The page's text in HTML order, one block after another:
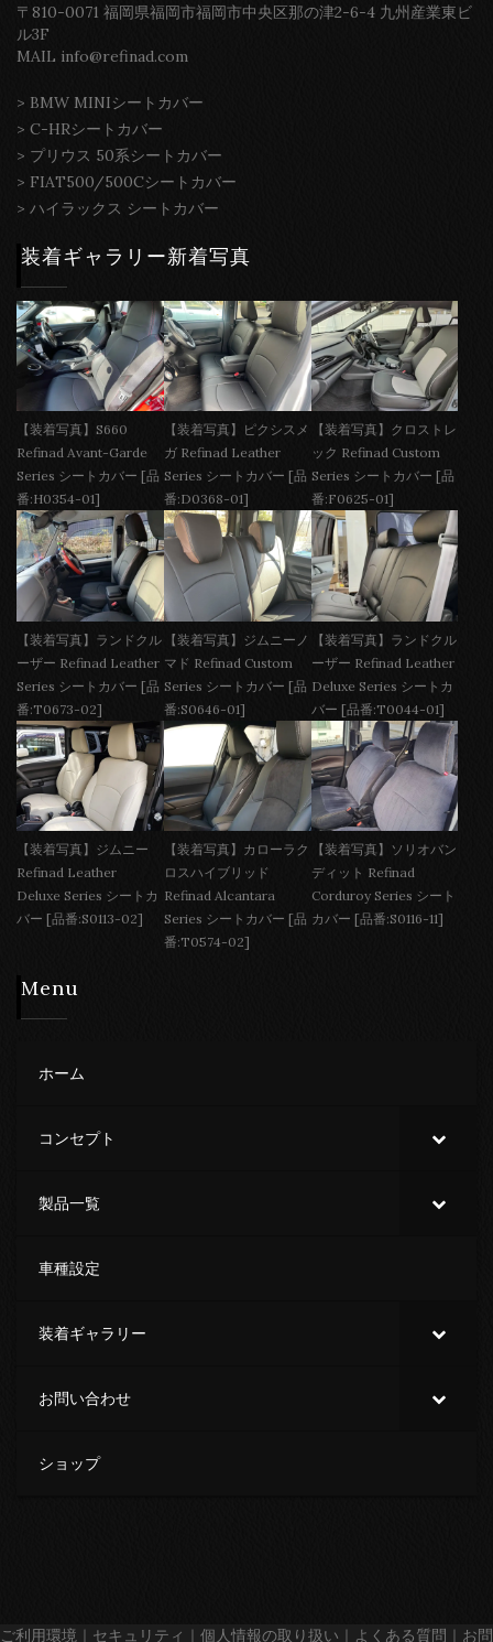
〒810-0071 福岡県福岡市福岡市中央区那の津2-6-4 九州産業東ビ
ル3F
MAIL info@refinad.com
> BMW MINIシートカバー
> C-HRシートカバー
> プリウス 50系シートカバー
> FIAT500/500Cシートカバー
> ハイラックス シートカバー
装着ギャラリー新着写真
【装着写真】S660
Refinad Avant-Garde
Series シートカバー [品
番:H0354-01]
【装着写真】ピクシスメ
ガ Refinad Leather
Series シートカバー [品
番:D0368-01]
【装着写真】クロストレ
ック Refinad Custom
Series シートカバー [品
番:F0625-01]
【装着写真】ランドクル
ーザー Refinad Leather
Series シートカバー [品
番:T0673-02]
【装着写真】ジムニーノ
マド Refinad Custom
Series シートカバー [品
番:S0646-01]
【装着写真】ランドクル
ーザー Refinad Leather
Deluxe Series シートカ
バー [品番:T0044-01]
【装着写真】ジムニー
Refinad Leather
Deluxe Series シートカ
バー [品番:S0113-02]
【装着写真】カローラク
ロスハイブリッド
Refinad Alcantara
Series シートカバー [品
番:T0574-02]
【装着写真】ソリオバン
ディット Refinad
Corduroy Series シート
カバー [品番:S0116-11]
Menu
ホーム
コンセプト
製品一覧
車種設定
装着ギャラリー
お問い合わせ
ショップ
ご利用環境 ｜ セキュリティ ｜ 個人情報の取り扱い ｜ よくある質問 ｜ お問